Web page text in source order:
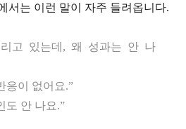
서는 이런 말이 자주 들려옵니다.
고 있는데, 왜 성과는 안 나
응이 없어요.”
도 안 나요.”